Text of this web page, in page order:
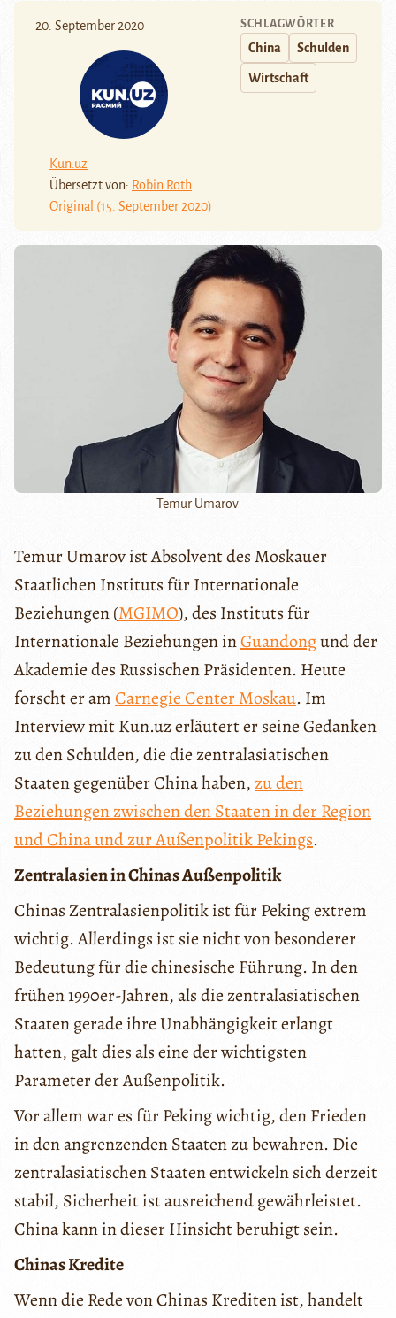
20. September 2020
Kun.uz
Übersetzt von: Robin Roth
Original (15. September 2020)
SCHLAGWÖRTER
China Schulden
Wirtschaft
Temur Umarov
Temur Umarov ist Absolvent des Moskauer
Staatlichen Instituts für Internationale
Beziehungen (MGIMO), des Instituts für
Internationale Beziehungen inGuandongund der
Akademie des Russischen Präsidenten. Heute
forscht er amCarnegie Center Moskau. Im
Interview mit Kun.uz erläutert er seine Gedanken
zu den Schulden, die die zentralasiatischen
Staaten gegenüber China haben,zu den
Beziehungen zwischen den Staaten in der Region
und China und zur Außenpolitik Pekings.
Zentralasien in Chinas Außenpolitik
Chinas Zentralasienpolitik ist für Peking extrem
wichtig. Allerdings ist sie nicht von besonderer
Bedeutung für die chinesische Führung. In den
frühen 1990er-Jahren, als die zentralasiatischen
Staaten gerade ihre Unabhängigkeit erlangt
hatten, galt dies als eine der wichtigsten
Parameter der Außenpolitik.
Vor allem war es für Peking wichtig, den Frieden
in den angrenzenden Staaten zu bewahren. Die
zentralasiatischen Staaten entwickeln sich derzeit
stabil, Sicherheit ist ausreichend gewährleistet.
China kann in dieser Hinsicht beruhigt sein.
Chinas Kredite
Wenn die Rede von Chinas Krediten ist, handelt